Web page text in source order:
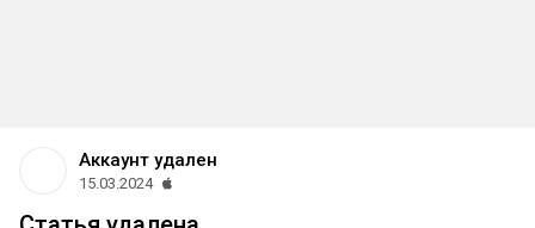
Аккаунт удален
15.03.2024